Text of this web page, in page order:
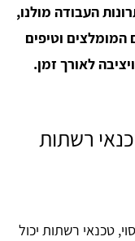
העבודה מולנו,
המומלצים וטיפים
לאורך זמן.
רשתות
טכנאי רשתות יכול